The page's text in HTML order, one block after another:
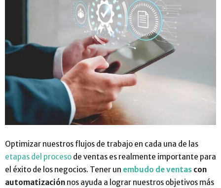
Optimizar nuestros flujos de trabajo en cada una de las
etapas del proceso de ventas es realmente importante para
el éxito de los negocios. Tener un embudo de ventas con
automatización nos ayuda a lograr nuestros objetivos más